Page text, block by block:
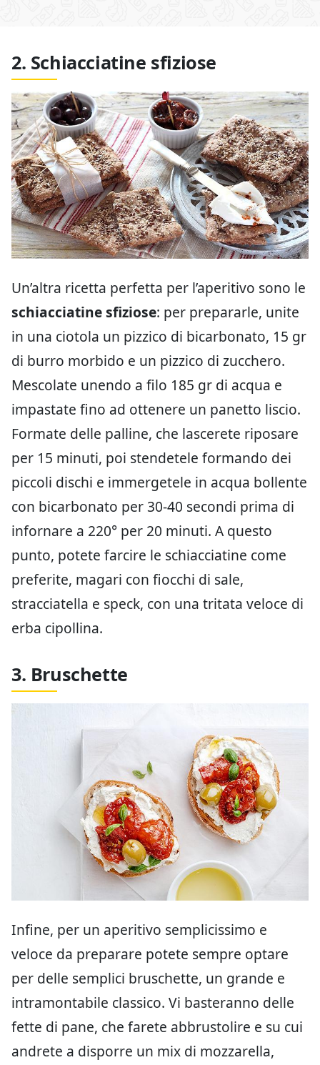
2. Schiacciatine sfiziose
Un’altra ricetta perfetta per l’aperitivo sono le
schiacciatine sfiziose: per prepararle, unite
in una ciotola un pizzico di bicarbonato, 15 gr
di burro morbido e un pizzico di zucchero.
Mescolate unendo a filo 185 gr di acqua e
impastate fino ad ottenere un panetto liscio.
Formate delle palline, che lascerete riposare
per 15 minuti, poi stendetele formando dei
piccoli dischi e immergetele in acqua bollente
con bicarbonato per 30-40 secondi prima di
infornare a 220° per 20 minuti. A questo
punto, potete farcire le schiacciatine come
preferite, magari con fiocchi di sale,
stracciatella e speck, con una tritata veloce di
erba cipollina.
3. Bruschette
Infine, per un aperitivo semplicissimo e
veloce da preparare potete sempre optare
per delle semplici bruschette, un grande e
intramontabile classico. Vi basteranno delle
fette di pane, che farete abbrustolire e su cui
andrete a disporre un mix di mozzarella,